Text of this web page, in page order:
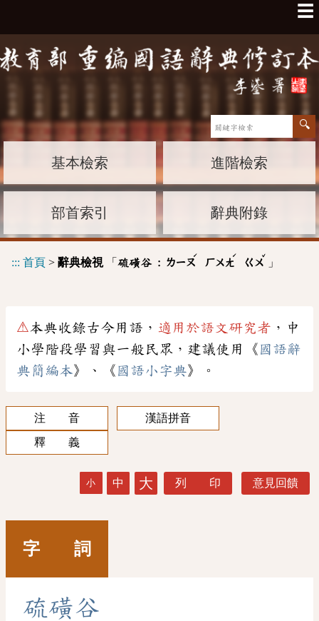
☰
基本檢索 進階檢索
部首索引 辭典附錄
::: 首頁 > 辭典檢視「 硫磺谷 : ㄌㄧㄡ
ˊ
ㄏㄨㄤ
ˊ
ㄍㄨ
ˇ
」
⚠本典收錄古今用語， 適用於語文研究者 ，中
小學階段學習與一般民眾，建議使用《 國語辭
典簡編本》、《 國語小字典》。
注 音
漢語拼音
釋 義
小 中 大 列 印 意見回饋
字 詞
硫磺谷